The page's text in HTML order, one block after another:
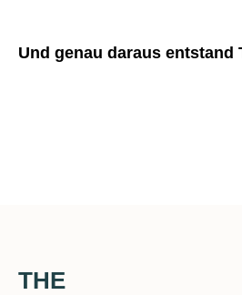
Und genau daraus entstand
THE